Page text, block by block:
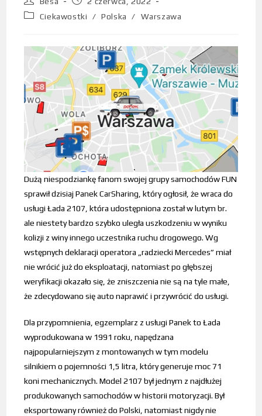
Ciekawostki
/ Polska / Warszawa
Dużą niespodziankę fanom swojej grupy samochodów FUN
sprawił dzisiaj Panek CarSharing, który ogłosił, że wraca do
usługi Łada 2107, która udostępniona został w lutym br.
ale niestety bardzo szybko uległa uszkodzeniu w wyniku
kolizji z winy innego uczestnika ruchu drogowego. Wg
wstępnych deklaracji operatora „radziecki Mercedes” miał
nie wrócić już do eksploatacji, natomiast po głębszej
weryfikacji okazało się, że zniszczenia nie są na tyle małe,
że zdecydowano się auto naprawić i przywrócić do usługi.
Dla przypomnienia, egzemplarz z usługi Panek to Łada
wyprodukowana w 1991 roku, napędzana
najpopularniejszym z montowanych w tym modelu
silnikiem o pojemności 1,5 litra, który generuje moc 71
koni mechanicznych. Model 2107 był jednym z najdłużej
produkowanych samochodów w historii motoryzacji. Był
eksportowany również do Polski, natomiast nigdy nie